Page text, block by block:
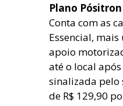
Plano
Conta com as
Essencial,
apoio
até o local
sinalizada pelo
de R$ 129,90